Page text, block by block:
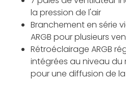
la pression de l'air
Branchement en série
ARGB pour plusieurs
Rétroéclairage ARGB
intégrées au niveau
pour une diffusion de